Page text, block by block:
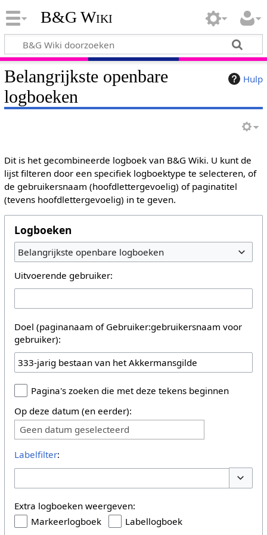
B&G Wiki
Hulp
Belangrijkste openbare
logboeken
Dit is het gecombineerde logboek van B&G Wiki. U kunt de
lijst filteren door een specifiek logboektype te selecteren, of
de gebruikersnaam (hoofdlettergevoelig) of paginatitel
(tevens hoofdlettergevoelig) in te geven.
Logboeken
Belangrijkste openbare logboeken
Uitvoerende gebruiker:
Doel (paginanaam of Gebruiker:gebruikersnaam voor
gebruiker):
Pagina's zoeken die met deze tekens beginnen
Op deze datum (en eerder):
Geen datum geselecteerd
Labelfilter:
Extra logboeken weergeven:
Markeerlogboek
Labellogboek